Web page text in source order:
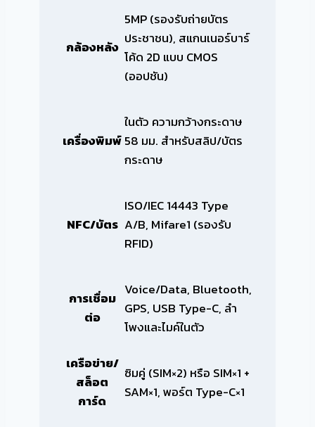
กล้องหลัง
5MP (รองรับถ่ายบัตร
ประชาชน), สแกนเนอร์บาร์
โค้ด 2D แบบ CMOS
(ออปชัน)
เครื่องพิมพ์
ในตัว ความกว้างกระดาษ
58 มม. สำหรับสลิป/บัตร
กระดาษ
NFC/บัตร
ISO/IEC 14443 Type
A/B, Mifare1 (รองรับ
RFID)
การเชื่อม
ต่อ
Voice/Data, Bluetooth,
GPS, USB Type-C, ลำ
โพงและไมค์ในตัว
เครือข่าย/
สล็อต
การ์ด
ซิมคู่ (SIM×2) หรือ SIM×1 +
SAM×1, พอร์ต Type-C×1